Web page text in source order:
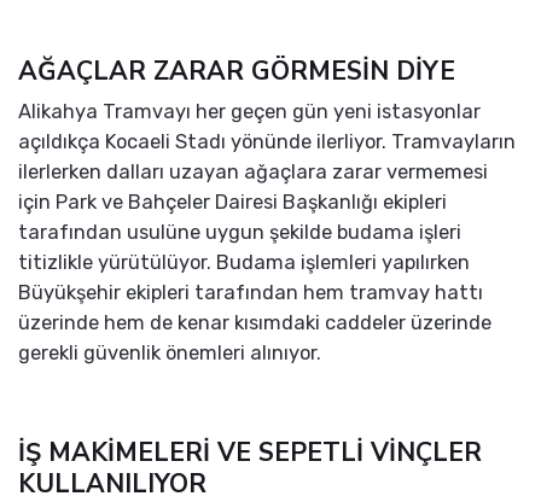
AĞAÇLAR ZARAR GÖRMESİN DİYE
Alikahya Tramvayı her geçen gün yeni istasyonlar
açıldıkça Kocaeli Stadı yönünde ilerliyor. Tramvayların
ilerlerken dalları uzayan ağaçlara zarar vermemesi
için Park ve Bahçeler Dairesi Başkanlığı ekipleri
tarafından usulüne uygun şekilde budama işleri
titizlikle yürütülüyor. Budama işlemleri yapılırken
Büyükşehir ekipleri tarafından hem tramvay hattı
üzerinde hem de kenar kısımdaki caddeler üzerinde
gerekli güvenlik önemleri alınıyor.
İŞ MAKİMELERİ VE SEPETLİ VİNÇLER
KULLANILIYOR